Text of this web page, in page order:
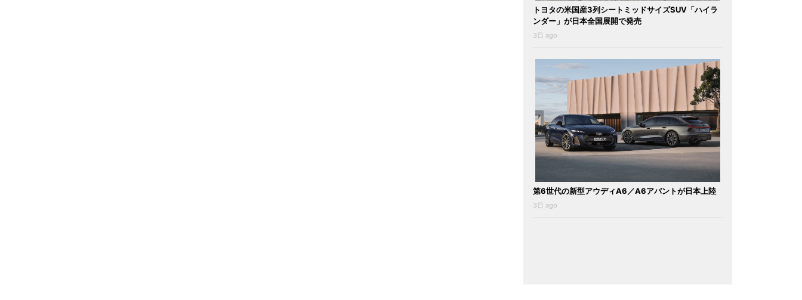
トヨタの米国産3列シートミッドサイズSUV「ハイラ
ンダー」が日本全国展開で発売
3日 ago
第6世代の新型アウディA6／A6アバントが日本上陸
3日 ago